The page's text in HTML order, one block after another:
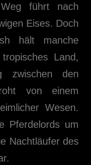
führt nach
Eises. Doch
hält manche
Land,
zwischen den
von einem
Wesen.
Pferdelords um
Nachtläufer des